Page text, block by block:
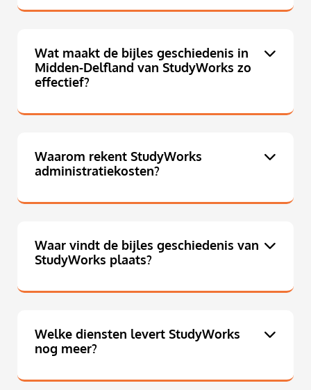
Wat maakt de bijles geschiedenis in
Midden-Delfland van StudyWorks zo
effectief?
Waarom rekent StudyWorks
administratiekosten?
Waar vindt de bijles geschiedenis van
StudyWorks plaats?
Welke diensten levert StudyWorks
nog meer?